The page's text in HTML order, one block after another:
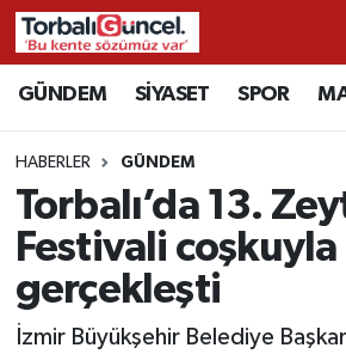
GÜNDEM SİYASET SPOR
HABERLER GÜNDEM
Torbalı’da 13.
Festivali coşkuyla
gerçekleşti
İzmir Büyükşehir Belediye
İzmir Nöbetçi Eczaneler
İzmir Hava Durumu
İzmir Namaz Vakitleri
İzmir Trafik Yoğunluk Haritası
Süper Lig Puan Durumu ve